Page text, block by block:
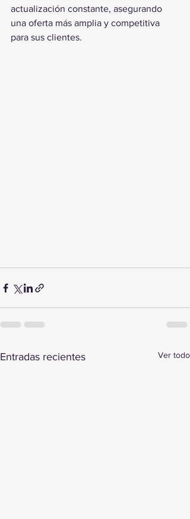
actualización constante, asegurando
una oferta más amplia y competitiva
para sus clientes.
Entradas recientes Ver todo